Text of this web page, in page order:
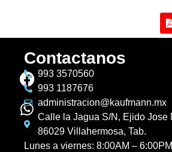
Contactanos
993 3570560
993 1187676
administracion@kaufmann.mx
Calle la Jagua S/N, Ejido Jose
86029 Villahermosa, Tab.
Lunes a viernes: 8:00AM – 6:00PM